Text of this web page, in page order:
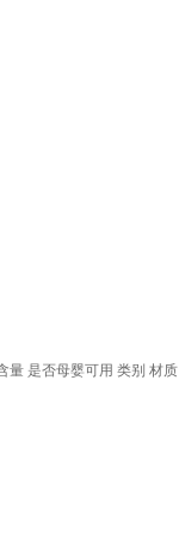
量 是否母婴可用 类别 材质